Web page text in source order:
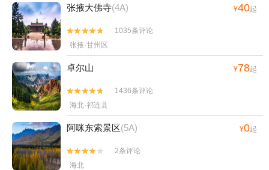
张掖大佛寺(4A) ¥40起


1035条评论
张掖·甘州区
卓尔山 ¥78起


1436条评论
海北·祁连县
阿咪东索景区(5A) ¥0起


2条评论
海北